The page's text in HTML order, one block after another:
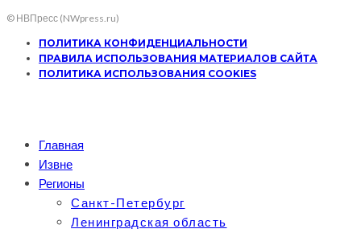
© НВПресс (NWpress.ru)
ПОЛИТИКА КОНФИДЕНЦИАЛЬНОСТИ
ПРАВИЛА ИСПОЛЬЗОВАНИЯ МАТЕРИАЛОВ САЙТА
ПОЛИТИКА ИСПОЛЬЗОВАНИЯ COOKIES
Главная
Извне
Регионы
Санкт-Петербург
Ленинградская область